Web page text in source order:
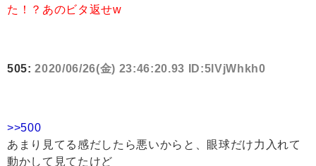
た！？あのビタ返せw
505:2020/06/26(金) 23:46:20.93 ID:5lVjWhkh0
>>500
あまり見てる感だしたら悪いからと、眼球だけ力入れて
動かして見てたけど